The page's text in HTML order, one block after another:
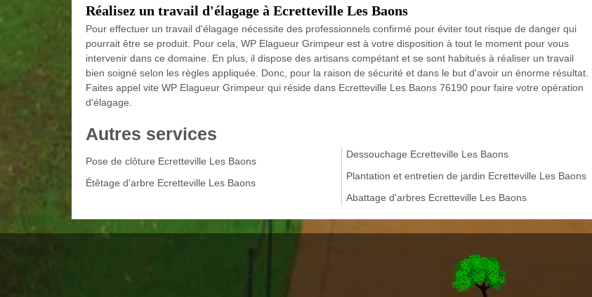
Réalisez un travail d'élagage à Ecretteville Les Baons
Pour effectuer un travail d'élagage nécessite des professionnels confirmé pour éviter tout risque de danger qui
pourrait être se produit. Pour cela, WP Elagueur Grimpeur est à votre disposition à tout le moment pour vous
intervenir dans ce domaine. En plus, il dispose des artisans compétant et se sont habitués à réaliser un travail
bien soigné selon les règles appliquée. Donc, pour la raison de sécurité et dans le but d'avoir un énorme résultat.
Faites appel vite WP Elagueur Grimpeur qui réside dans Ecretteville Les Baons 76190 pour faire votre opération
d'élagage.
Autres services
Pose de clôture Ecretteville Les Baons
Étêtage d'arbre Ecretteville Les Baons
Dessouchage Ecretteville Les Baons
Plantation et entretien de jardin Ecretteville Les Baons
Abattage d'arbres Ecretteville Les Baons